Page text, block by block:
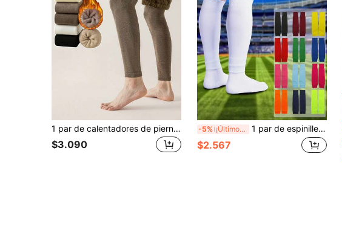
1 par de calentadores de piernas térmicos forrados para hombre, aptos para uso diario, cálidos
$3.090
-5% ¡Últimos 2 días 1 par de espinilleras de fútbol para hombres & mujeres, diseño transpirable & que absorbe la humedad, ajuste elástico cómodo todo el día, múltiples colores disponibles (amarillo/verde/negro/blanco/rojo/azul/rojo-marrón/azul marino), equipo de rendimiento deportivo & entrenamiento en clima frío, estilo de unicolor, uso cómodo
$2.567